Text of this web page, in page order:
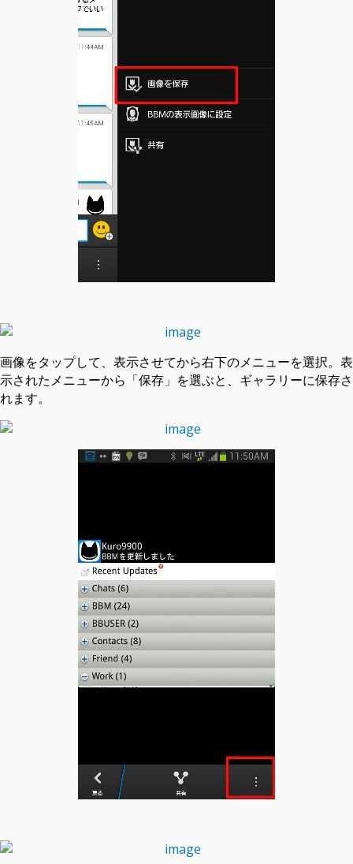
画像をタップして、表示させてから右下のメニューを選択。表
示されたメニューから「保存」を選ぶと、ギャラリーに保存さ
れます。